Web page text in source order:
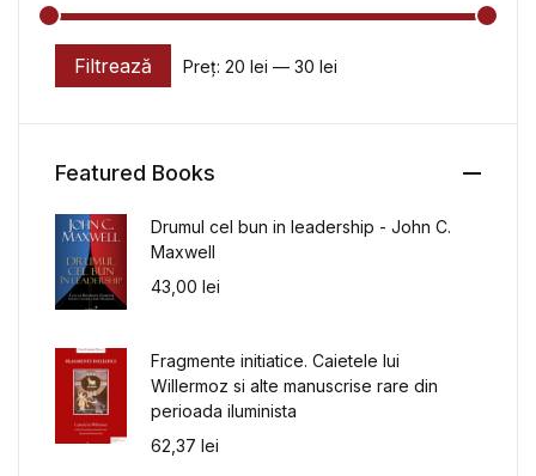
Preț minim
Preț maxim
Filtrează Preț: 20 lei — 30 lei
Featured Books
Drumul cel bun in leadership - John C.
Maxwell
43,00 lei
Fragmente initiatice. Caietele lui
Willermoz si alte manuscrise rare din
perioada iluminista
62,37 lei